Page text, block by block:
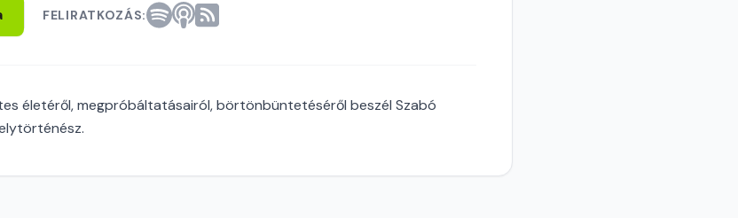
FELIRATKOZÁS:
életéről, megpróbáltatásairól, börtönbüntetéséről beszél Szabó